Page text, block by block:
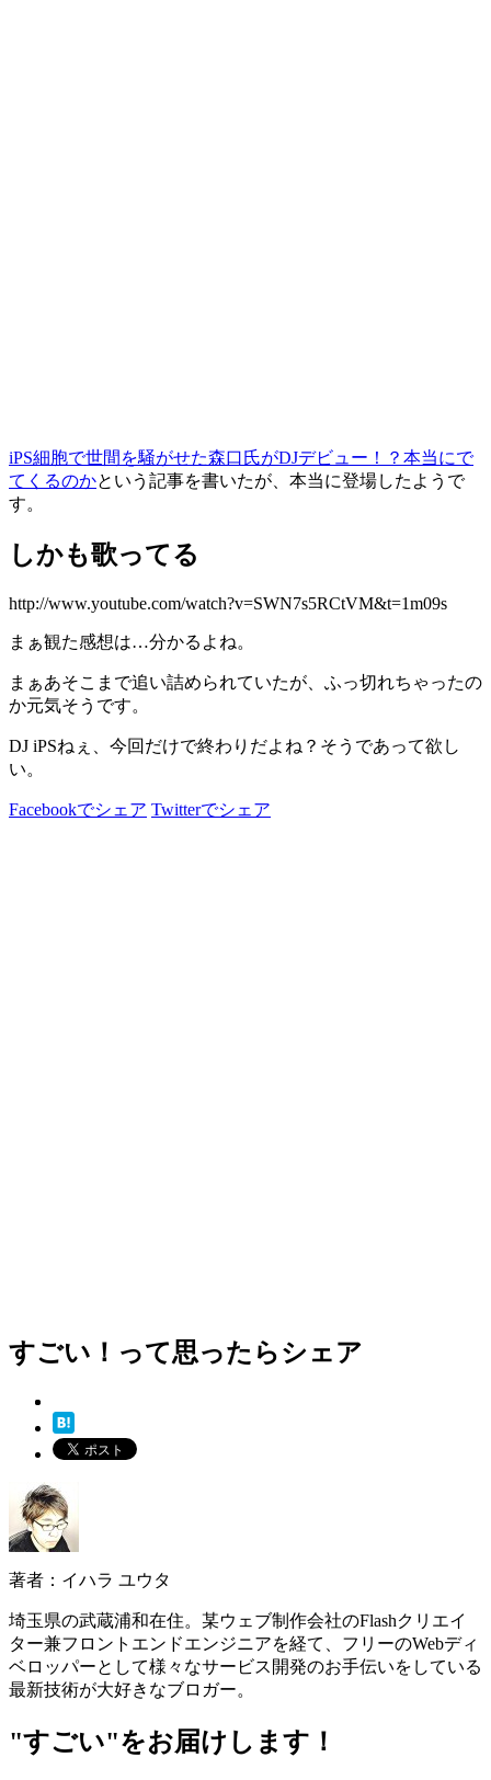
iPS細胞で世間を騒がせた森口氏がDJデビュー！？本当にで
てくるのかという記事を書いたが、本当に登場したようで
す。
しかも歌ってる
http://www.youtube.com/watch?v=SWN7s5RCtVM&t=1m09s
まぁ観た感想は…分かるよね。
まぁあそこまで追い詰められていたが、ふっ切れちゃったの
か元気そうです。
DJ iPSねぇ、今回だけで終わりだよね？そうであって欲し
い。
Facebookでシェア Twitterでシェア
すごい！って思ったらシェア
著者：イハラ ユウタ
埼玉県の武蔵浦和在住。某ウェブ制作会社のFlashクリエイ
ター兼フロントエンドエンジニアを経て、フリーのWebディ
ベロッパーとして様々なサービス開発のお手伝いをしている
最新技術が大好きなブロガー。
"すごい"をお届けします！